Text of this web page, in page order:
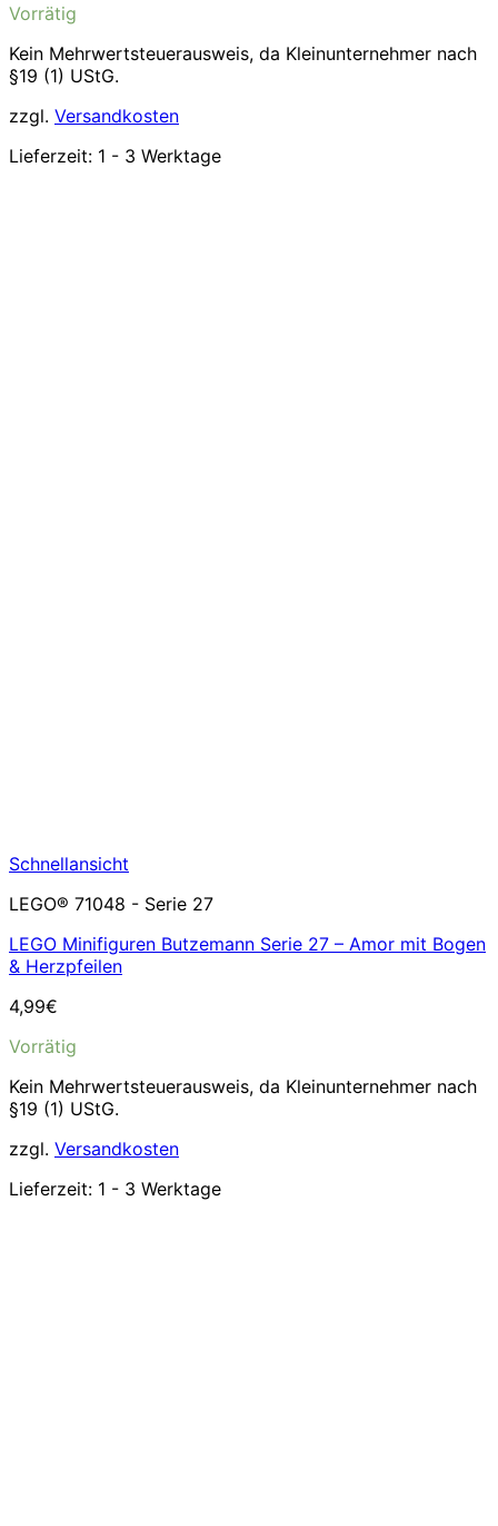
Vorrätig
Kein Mehrwertsteuerausweis, da Kleinunternehmer nach
§19 (1) UStG.
zzgl. Versandkosten
Lieferzeit: 1 - 3 Werktage
Schnellansicht
LEGO® 71048 - Serie 27
LEGO Minifiguren Butzemann Serie 27 – Amor mit Bogen
& Herzpfeilen
4,99€
Vorrätig
Kein Mehrwertsteuerausweis, da Kleinunternehmer nach
§19 (1) UStG.
zzgl. Versandkosten
Lieferzeit: 1 - 3 Werktage